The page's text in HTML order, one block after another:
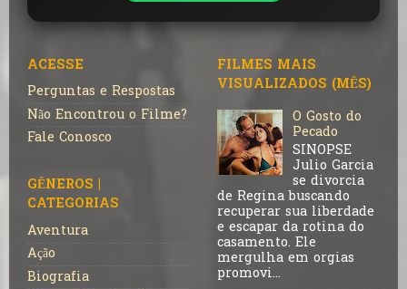
ACESSE
Perguntas e Respostas
Não Encontrou o Filme?
Fale Conosco
GÊNEROS |
CATEGORIAS
Aventura
Ação
Biografia
FILMES MAIS
VISUALIZADOS (MÊS)
O Gosto do
Pecado
SINOPSE
Julio Garcia
se divorcia
de Regina buscando
recuperar sua liberdade
e escapar da rotina do
casamento. Ele
mergulha em orgias
promovi...